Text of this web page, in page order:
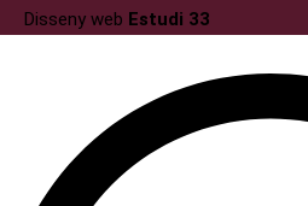
Disseny web Estudi 33